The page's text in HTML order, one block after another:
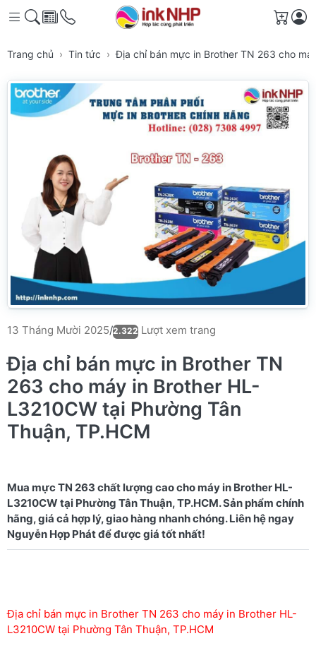
Giỏ
Trang chủ Tin tức Địa chỉ bán mực in Brother TN 263 cho
13 Tháng Mười 2025/2.322 Lượt xem trang
Địa chỉ bán mực in Brother TN
263 cho máy in Brother HL-
L3210CW tại Phường Tân
Thuận, TP.HCM
Mua mực TN 263 chất lượng cao cho máy in Brother HL-
L3210CW tại Phường Tân Thuận, TP.HCM. Sản phẩm chính
hãng, giá cả hợp lý, giao hàng nhanh chóng. Liên hệ ngay
Địa chỉ bán mực in Brother TN 263 cho máy in Brother HL-
L3210CW tại Phường Tân Thuận, TP.HCM